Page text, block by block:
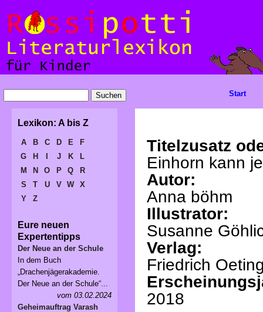
Titelzusatz
Einhorn kann
Autor:
Anna böhm
Illustrator:
Susanne
Verlag:
Friedrich
2018
Start
Lexikon: A bis Z
A B C D E
F
G
H J K
L
M
N O P Q
R
S
T U V W
X
Y
Z
Eure neuen
Expertentipps
Der Neue an der Schule
In dem Buch
„Drachenjägerakademie.
Der Neue an der Schule“...
vom 03.02.2024
Geheimauftrag Varash